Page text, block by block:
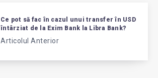
Ce pot să fac în cazul unui transfer în USD
întârziat de la Exim Bank la Libra Bank?
Articolul Anterior